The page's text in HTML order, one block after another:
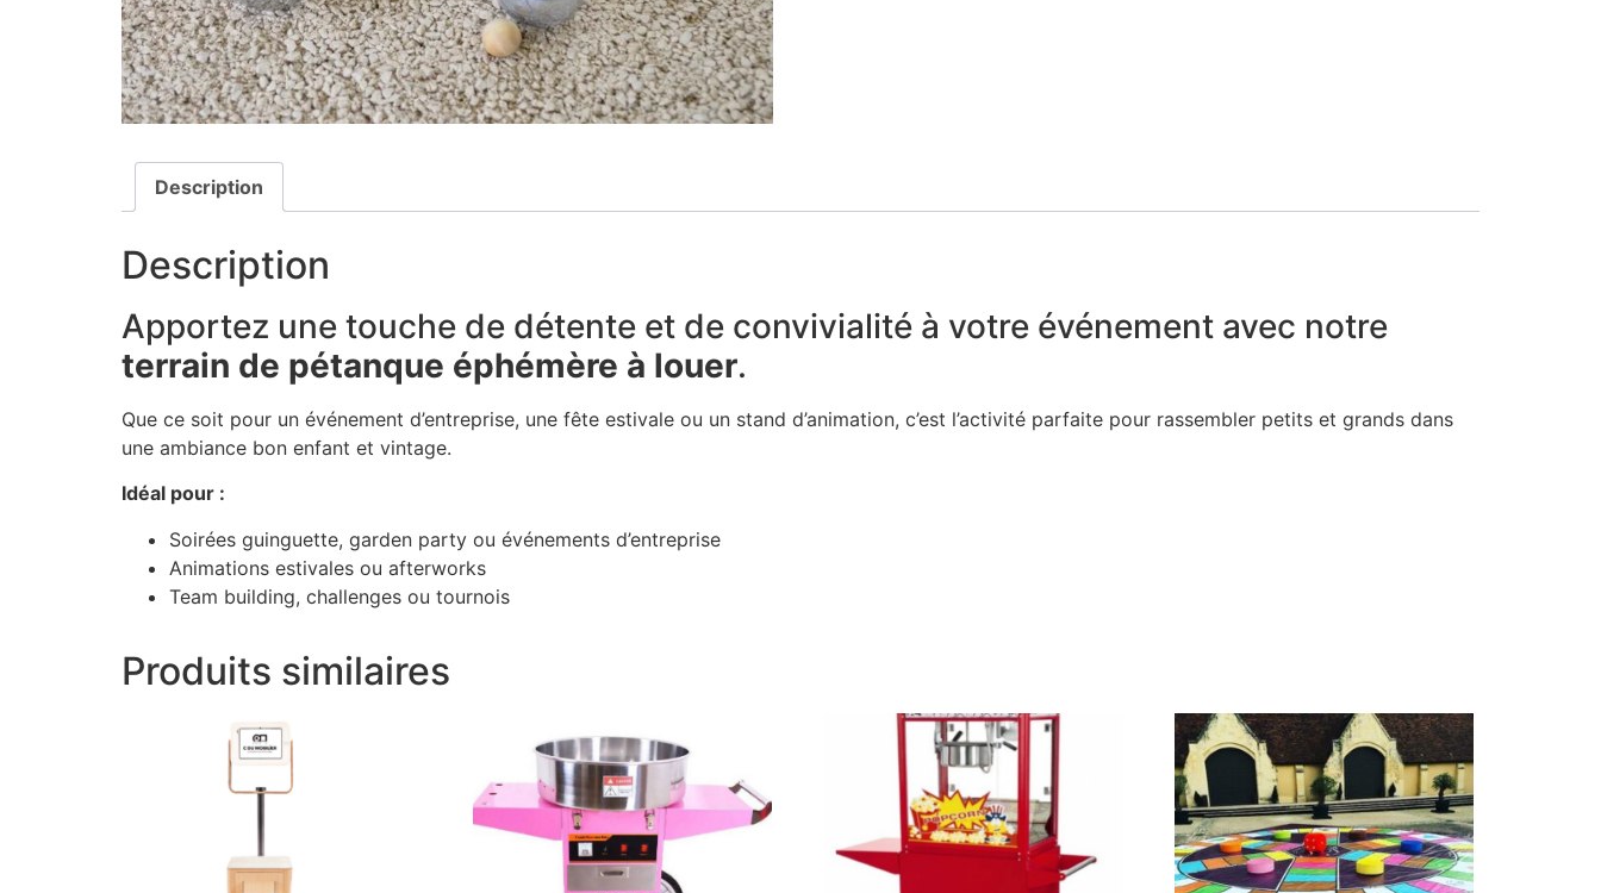
Description
Description
Apportez une touche de détente et de convivialité à votre événement avec notre
terrain de pétanque éphémère à louer.
Que ce soit pour un événement d’entreprise, une fête estivale ou un stand d’animation, c’est l’activité parfaite pour rassembler petits et grands dans
une ambiance bon enfant et vintage.
Idéal pour :
Soirées guinguette, garden party ou événements d’entreprise
Animations estivales ou afterworks
Team building, challenges ou tournois
Produits similaires